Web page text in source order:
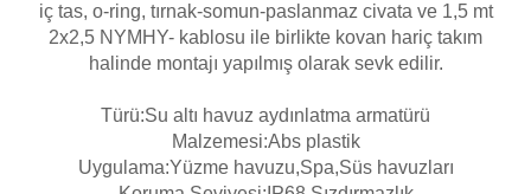
Havuz Kış Kimyasalı
Endüstriyel Blower
iç tas, o-ring, tırnak-somun-paslanmaz civata ve 1,5 mt
2x2,5 NYMHY- kablosu ile birlikte kovan hariç takım
halinde montajı yapılmış olarak sevk edilir.
Türü:Su altı havuz aydınlatma armatürü
Malzemesi:Abs plastik
Uygulama:Yüzme havuzu,Spa,Süs havuzları